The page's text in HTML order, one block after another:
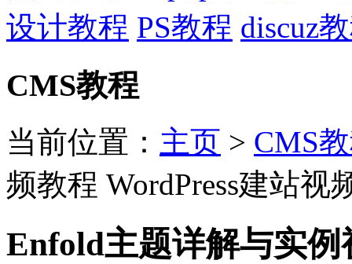
设计教程 PS教程 discuz
CMS教程
当前位置： 主页 > CMS
频教程 WordPress建站视
Enfold主题详解与实例